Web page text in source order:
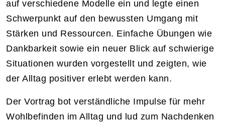
auf verschiedene Modelle ein und legte einen
Schwerpunkt auf den bewussten Umgang mit
Stärken und Ressourcen. Einfache Übungen wie
Dankbarkeit sowie ein neuer Blick auf schwierige
Situationen wurden vorgestellt und zeigten, wie
der Alltag positiver erlebt werden kann.
Der Vortrag bot verständliche Impulse für mehr
Wohlbefinden im Alltag und lud zum Nachdenken